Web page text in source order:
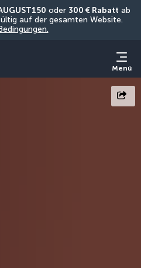
oder 300 € Rabatt ab
Menü